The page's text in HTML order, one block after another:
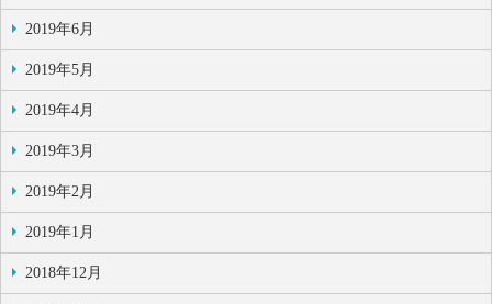
2019年6月
2019年5月
2019年4月
2019年3月
2019年2月
2019年1月
2018年12月